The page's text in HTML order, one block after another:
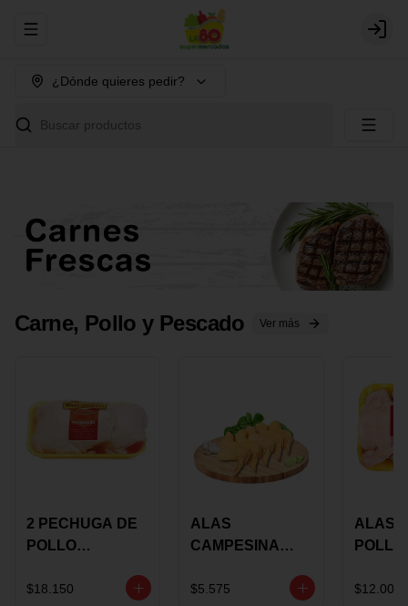
Abrir menu de navegación Login
¿Dónde quieres pedir?
Buscar productos
Carne, Pollo y Pescado Ver más
2 PECHUGA DE
POLLO
MARINADA X
$18.150
ALAS
CAMPESINA
COSTILLAR A
$5.575
ALAS
POLLO
$12.000